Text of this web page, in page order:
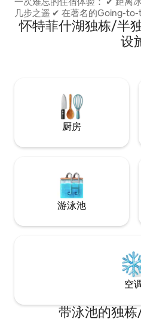
几步之遥 ✔ 在著名的Going-
Rd ✔ In West Glacier Village 此外，您的
家人将在河滨景观、充足的自
馨的中世纪风格中放松身心、恢
怀特菲什湖独栋/半
设
厨房
游泳池
空
带泳池的独